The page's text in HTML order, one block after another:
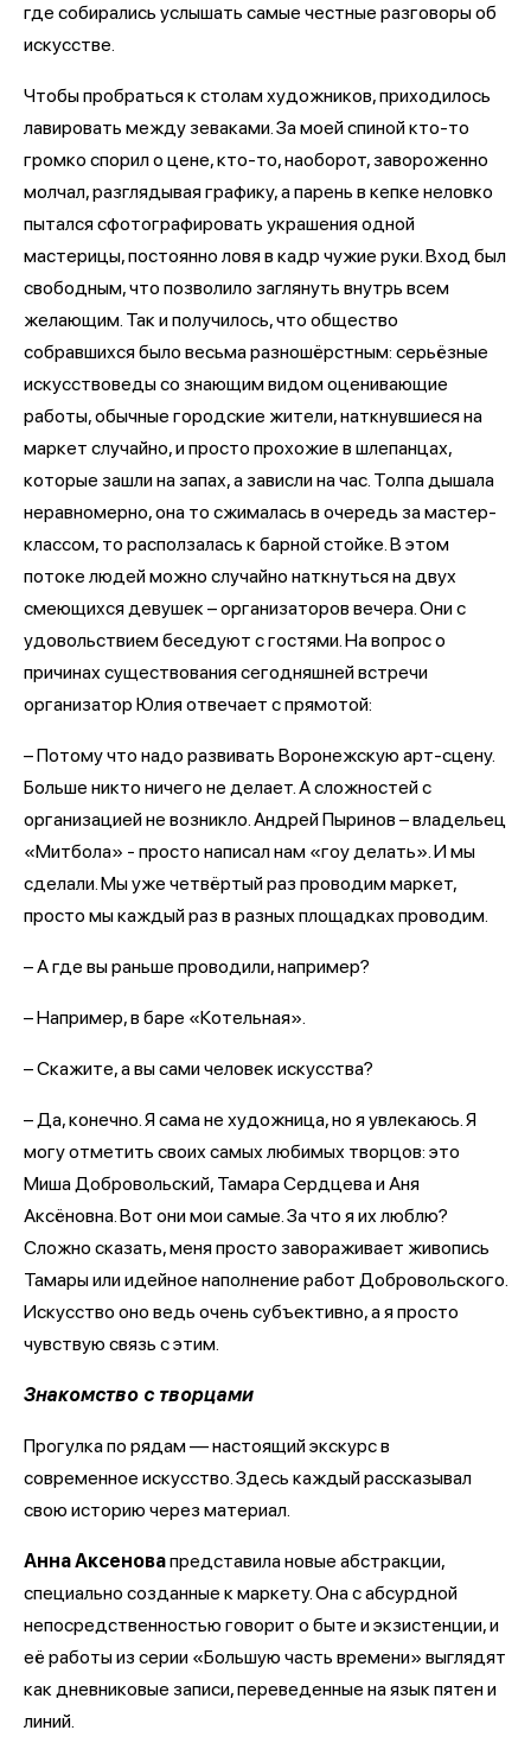
где собирались услышать самые честные разговоры об
искусстве.
Чтобы пробраться к столам художников, приходилось
лавировать между зеваками. За моей спиной кто-то
громко спорил о цене, кто-то, наоборот, завороженно
молчал, разглядывая графику, а парень в кепке неловко
пытался сфотографировать украшения одной
мастерицы, постоянно ловя в кадр чужие руки. Вход был
свободным, что позволило заглянуть внутрь всем
желающим. Так и получилось, что общество
собравшихся было весьма разношёрстным: серьёзные
искусствоведы со знающим видом оценивающие
работы, обычные городские жители, наткнувшиеся на
маркет случайно, и просто прохожие в шлепанцах,
которые зашли на запах, а зависли на час. Толпа дышала
неравномерно, она то сжималась в очередь за мастер-
классом, то расползалась к барной стойке. В этом
потоке людей можно случайно наткнуться на двух
смеющихся девушек – организаторов вечера. Они с
удовольствием беседуют с гостями. На вопрос о
причинах существования сегодняшней встречи
организатор Юлия отвечает с прямотой:
– Потому что надо развивать Воронежскую арт-сцену.
Больше никто ничего не делает. А сложностей с
организацией не возникло. Андрей Пыринов – владельец
«Митбола» - просто написал нам «гоу делать». И мы
сделали. Мы уже четвёртый раз проводим маркет,
просто мы каждый раз в разных площадках проводим.
– А где вы раньше проводили, например?
– Например, в баре «Котельная».
– Скажите, а вы сами человек искусства?
– Да, конечно. Я сама не художница, но я увлекаюсь. Я
могу отметить своих самых любимых творцов: это
Миша Добровольский, Тамара Сердцева и Аня
Аксёновна. Вот они мои самые. За что я их люблю?
Сложно сказать, меня просто завораживает живопись
Тамары или идейное наполнение работ Добровольского.
Искусство оно ведь очень субъективно, а я просто
чувствую связь с этим.
Знакомство с творцами
Прогулка по рядам — настоящий экскурс в
современное искусство. Здесь каждый рассказывал
свою историю через материал.
Анна Аксеновапредставила новые абстракции,
специально созданные к маркету. Она с абсурдной
непосредственностью говорит о быте и экзистенции, и
её работы из серии «Большую часть времени» выглядят
как дневниковые записи, переведенные на язык пятен и
линий.